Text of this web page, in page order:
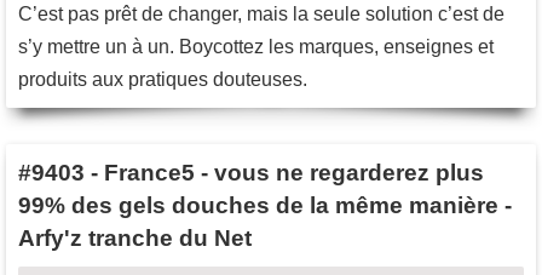
C’est pas prêt de changer, mais la seule solution c’est de
s’y mettre un à un. Boycottez les marques, enseignes et
produits aux pratiques douteuses.
#9403 - France5 - vous ne regarderez plus
99% des gels douches de la même manière -
Arfy'z tranche du Net